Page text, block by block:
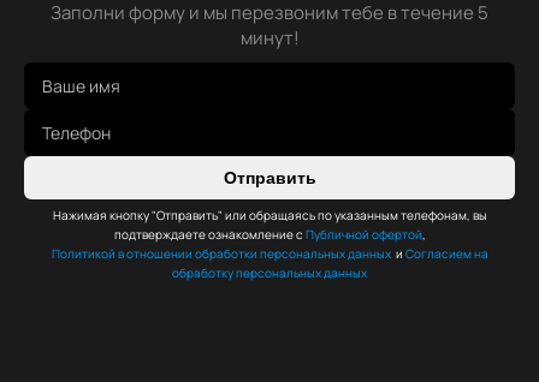
Заполни форму и мы перезвоним тебе в течение 5
минут!
Отправить
Нажимая кнопку "Отправить" или обращаясь по указанным телефонам, вы
подтверждаете ознакомление с Публичной офертой
Политикой в отношении обработки персональных данных и Согласием на
обработку персональных данных